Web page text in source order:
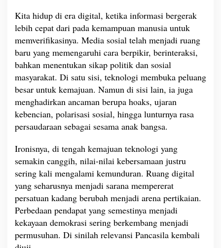
u
s
M
e
i
a
S
o
s
i
a
?
Kita hidup di era digital, ketika informasi bergerak
lebih cepat dari pada kemampuan manusia untuk
memverifikasinya. Media sosial telah menjadi ruang
baru yang memengaruhi cara berpikir, berinteraksi,
bahkan menentukan sikap politik dan sosial
masyarakat. Di satu sisi, teknologi membuka peluang
besar untuk kemajuan. Namun di sisi lain, ia juga
menghadirkan ancaman berupa hoaks, ujaran
kebencian, polarisasi sosial, hingga lunturnya rasa
persaudaraan sebagai sesama anak bangsa.
Ironisnya, di tengah kemajuan teknologi yang
semakin canggih, nilai-nilai kebersamaan justru
sering kali mengalami kemunduran. Ruang digital
yang seharusnya menjadi sarana mempererat
persatuan kadang berubah menjadi arena pertikaian.
Perbedaan pendapat yang semestinya menjadi
kekayaan demokrasi sering berkembang menjadi
permusuhan. Di sinilah relevansi Pancasila kembali